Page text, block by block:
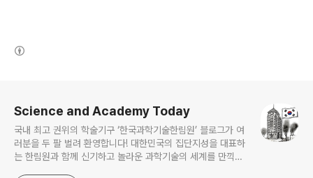
Science and Academy Today
국내 최고 권위의 학술기구 ‘한국과학기술한림원’ 블로그가 여
러분을 두 팔 벌려 환영합니다! 대한민국의 집단지성을 대표하
는 한림원과 함께 신기하고 놀라운 과학기술의 세계를 만끽하